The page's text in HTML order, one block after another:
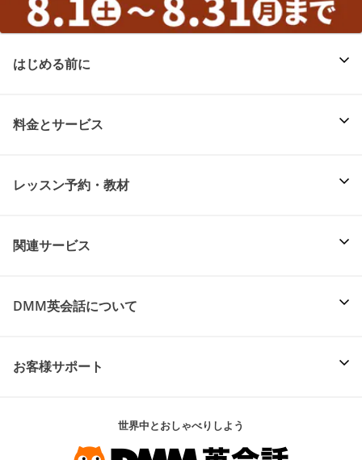
はじめる前に
料金とサービス
レッスン予約・教材
関連サービス
DMM英会話について
お客様サポート
世界中とおしゃべりしよう